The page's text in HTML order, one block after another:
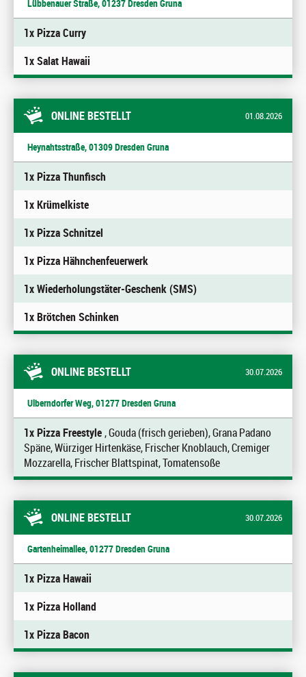
Lübbenauer Straße, 01237 Dresden Gruna
1x Pizza Curry
1x Salat Hawaii
ONLINE BESTELLT 01.08.2026
Heynahtsstraße, 01309 Dresden Gruna
1x Pizza Thunfisch
1x Krümelkiste
1x Pizza Schnitzel
1x Pizza Hähnchenfeuerwerk
1x Wiederholungstäter-Geschenk (SMS)
1x Brötchen Schinken
ONLINE BESTELLT 30.07.2026
Ulberndorfer Weg, 01277 Dresden Gruna
1x Pizza Freestyle, Gouda (frisch gerieben), Grana Padano
Späne, Würziger Hirtenkäse, Frischer Knoblauch, Cremiger
Mozzarella, Frischer Blattspinat, Tomatensoße
ONLINE BESTELLT 30.07.2026
Gartenheimallee, 01277 Dresden Gruna
1x Pizza Hawaii
1x Pizza Holland
1x Pizza Bacon